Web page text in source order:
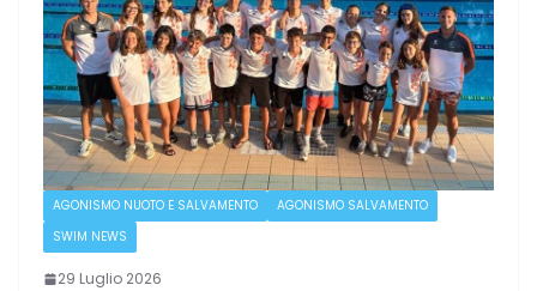
AGONISMO NUOTO E SALVAMENTO
AGONISMO SALVAMENTO
SWIM NEWS
29 Luglio 2026